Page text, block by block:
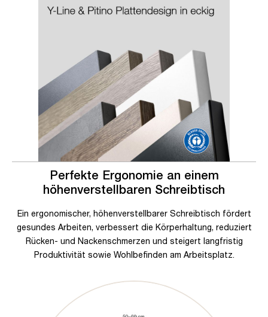
Perfekte Ergonomie an einem
höhenverstellbaren Schreibtisch
Ein ergonomischer, höhenverstellbarer Schreibtisch fördert
gesundes Arbeiten, verbessert die Körperhaltung, reduziert
Rücken- und Nackenschmerzen und steigert langfristig
Produktivität sowie Wohlbefinden am Arbeitsplatz.